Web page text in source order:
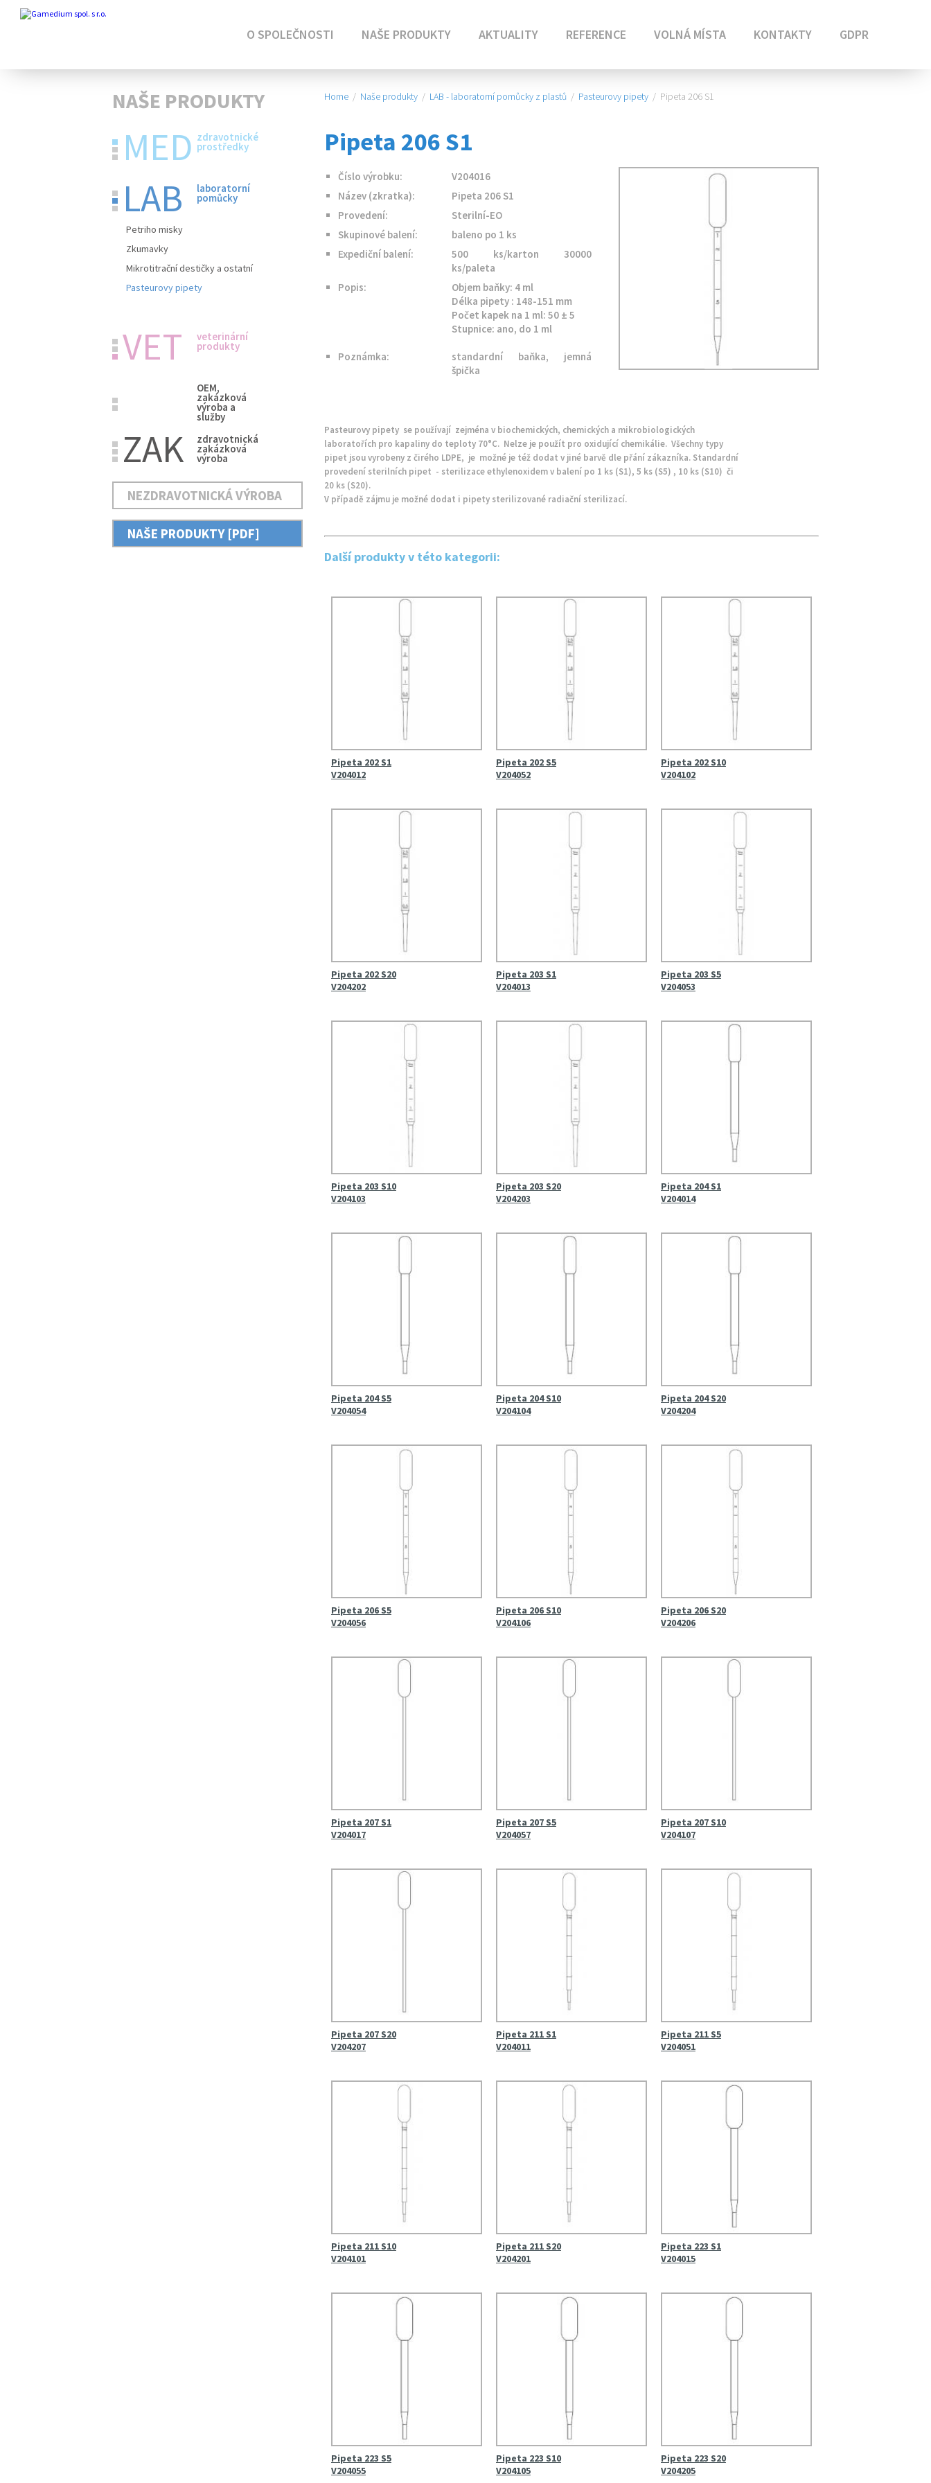
O SPOLEČNOSTI NAŠE PRODUKTY AKTUALITY REFERENCE VOLNÁ MÍSTA KONTAKTY GDPR
NAŠE PRODUKTY
MED zdravotnické
prostředky
LAB laboratorní
pomůcky
Petriho misky
Zkumavky
Mikrotitrační destičky a ostatní
Pasteurovy pipety
VET veterinární
produkty
OEM,
zakázková
výroba a
služby
ZAK zdravotnická
zakázková
výroba
NEZDRAVOTNICKÁ VÝROBA
NAŠE PRODUKTY [PDF]
Home / Naše produkty / LAB - laboratorní pomůcky z plastů / Pasteurovy pipety / Pipeta 206 S1
Pipeta 206 S1
Číslo výrobku:
V204016
Název (zkratka):
Pipeta 206 S1
Provedení:
Sterilní-EO
Skupinové balení:
baleno po 1 ks
Expediční balení:
500 ks/karton 30000
ks/paleta
Popis:
Objem baňky: 4 ml
Délka pipety : 148-151 mm
Počet kapek na 1 ml: 50 ± 5
Stupnice: ano, do 1 ml
Poznámka:
standardní baňka, jemná
špička
Pasteurovy pipety se používají zejména v biochemických, chemických a mikrobiologických
laboratořích pro kapaliny do teploty 70°C. Nelze je použít pro oxidující chemikálie. Všechny typy
pipet jsou vyrobeny z čirého LDPE, je možné je též dodat v jiné barvě dle přání zákazníka. Standardní
provedení sterilních pipet - sterilizace ethylenoxidem v balení po 1 ks (S1), 5 ks (S5) , 10 ks (S10) či
20 ks (S20).
V případě zájmu je možné dodat i pipety sterilizované radiační sterilizací.
Další produkty v této kategorii:
Pipeta 202 S1
V204012
Pipeta 202 S5
V204052
Pipeta 202 S10
V204102
Pipeta 202 S20
V204202
Pipeta 203 S1
V204013
Pipeta 203 S5
V204053
Pipeta 203 S10
V204103
Pipeta 203 S20
V204203
Pipeta 204 S1
V204014
Pipeta 204 S5
V204054
Pipeta 204 S10
V204104
Pipeta 204 S20
V204204
Pipeta 206 S5
V204056
Pipeta 206 S10
V204106
Pipeta 206 S20
V204206
Pipeta 207 S1
V204017
Pipeta 207 S5
V204057
Pipeta 207 S10
V204107
Pipeta 207 S20
V204207
Pipeta 211 S1
V204011
Pipeta 211 S5
V204051
Pipeta 211 S10
V204101
Pipeta 211 S20
V204201
Pipeta 223 S1
V204015
Pipeta 223 S5
V204055
Pipeta 223 S10
V204105
Pipeta 223 S20
V204205